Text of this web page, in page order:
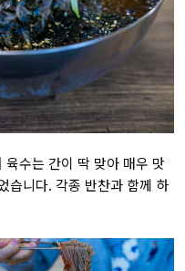
수는 간이 딱 맞아 매우 맛
습니다. 각종 반찬과 함께 하